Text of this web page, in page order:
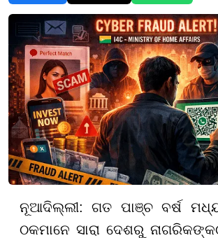
ନୂଆଦିଲ୍ଲୀ: ଗତ ପାଞ୍ଚ ବର୍ଷ
ଠକମାନେ ସାରା ଦେଶରୁ